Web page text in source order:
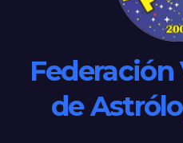
Federación
de